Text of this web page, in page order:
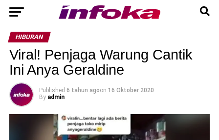
HIBURAN
Viral! Penjaga Warung Cantik
Ini Anya Geraldine
Published 6 tahun agoon 16 Oktober 2020
By admin